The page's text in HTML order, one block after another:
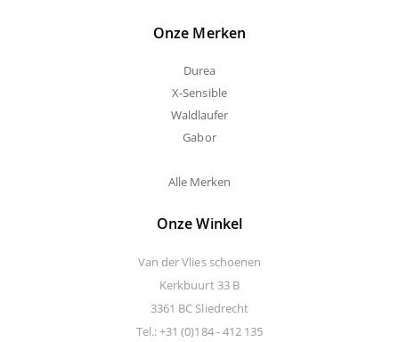
Onze Merken
Durea
X-Sensible
Waldlaufer
Gabor
Alle Merken
Onze Winkel
Van der Vlies schoenen
Kerkbuurt 33 B
3361 BC Sliedrecht
Tel.: +31 (0)184 - 412 135